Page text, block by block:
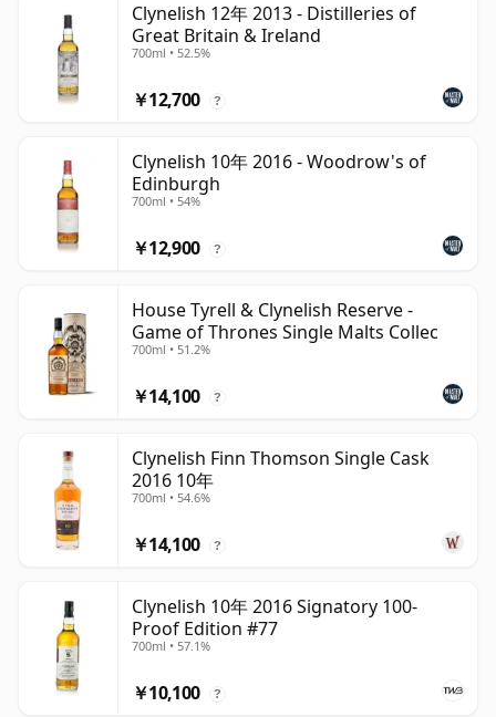
Clynelish 12年 2013 - Distilleries of
Great Britain & Ireland
700ml • 52.5%
￥12,700 ?
Clynelish 10年 2016 - Woodrow's of
Edinburgh
700ml • 54%
￥12,900 ?
House Tyrell & Clynelish Reserve -
Game of Thrones Single Malts Collec
700ml • 51.2%
￥14,100 ?
Clynelish Finn Thomson Single Cask
2016 10年
700ml • 54.6%
￥14,100 ?
Clynelish 10年 2016 Signatory 100-
Proof Edition #77
700ml • 57.1%
￥10,100 ?